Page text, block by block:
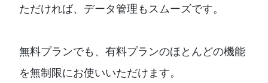
ただければ、データ管理もスムーズです。
無料プランでも、有料プランのほとんどの機能
を無制限にお使いいただけます。